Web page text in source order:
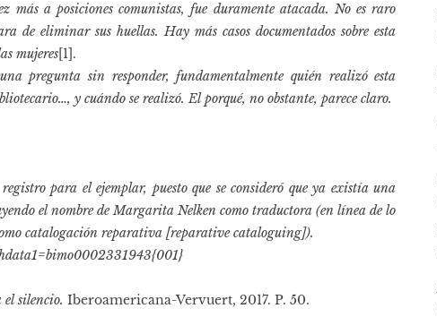
más a posiciones comunistas, fue duramente atacada. No es raro
de eliminar sus huellas. Hay más casos documentados sobre esta
mujeres[1].
pregunta sin responder, fundamentalmente quién realizó esta
y cuándo se realizó. El porqué, no obstante, parece claro.
para el ejemplar, puesto que se consideró que ya existía una
el nombre de Margarita Nelken como traductora (en línea de lo
catalogación reparativa [reparative cataloguing]).
silencio. Iberoamericana-Vervuert, 2017. P. 50.